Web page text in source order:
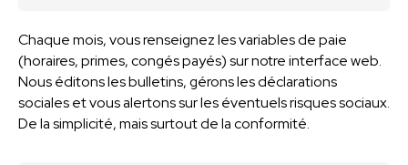
Chaque mois, vous renseignez les variables de paie
(horaires, primes, congés payés) sur notre interface web.
Nous éditons les bulletins, gérons les déclarations
sociales et vous alertons sur les éventuels risques sociaux.
De la simplicité, mais surtout de la conformité.